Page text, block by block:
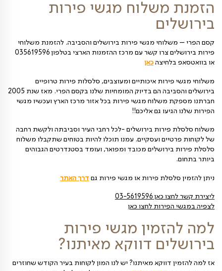
בירושלים
משלוח מגשי פירות
מגשי פירות בירושלים והסביבה. להזמנת משלוחי
בלחיצהכאן
איכותיים ומעוצבים, סלסלות פירות טרופיים
משלוח מגשי פירות בכל אזור מרכז הארץ ועכשיו מגשי
גם אליכם!!
ועסקיים. עמנו תוכלו להיות בטוחים שתקבלו משלוח
מכובד ומפואר, ועומד בסטנדרטים הגבוהים